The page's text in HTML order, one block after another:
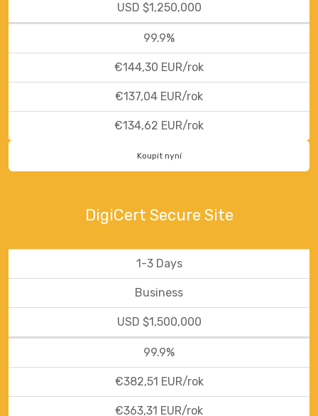
USD $1,250,000
99.9%
€144,30 EUR/rok
€137,04 EUR/rok
€134,62 EUR/rok
Koupit nyní
DigiCert Secure Site
1-3 Days
Business
USD $1,500,000
99.9%
€382,51 EUR/rok
€363,31 EUR/rok